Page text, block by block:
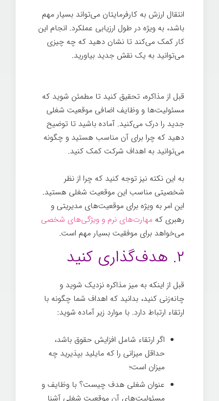
انتقال ارزش به کارفرمایتان می‌تواند بسیار مهم
باشد، به ویژه در طول ارزیابی عملکرد. انجام این
کار کمک می‌کند تا نشان دهید که چه چیزی
می‌توانید به یک نقش جدید بیاورید.
قبل از مذاکره، تحقیق کنید تا مطمئن شوید که
مسئولیت‌ها و وظایف اضافی موقعیت شغلی
جدید را درک می‌کنید. آماده باشید تا توضیح
دهید که چرا برای آن مناسب هستید و چگونه
می‌توانید به اهداف شرکت کمک کنید.
به این نکته نیز توجه کنید که چرا از نظر
شخصیتی مناسب این موقعیت شغلی هستید.
این امر به ویژه برای موقعیت‌های مدیریتی و
رهبری که مهارت‌های نرم و ویژگی‌های شخصی
می‌خواهد برای موفقیت بسیار مهم است.
۲. هدف‌گذاری کنید
قبل از اینکه به میز مذاکره نزدیک شوید و
چانه‌زنی کنید، بدانید که اهداف شما چگونه با
ارتقاء ارتباط دارد. با موارد زیر آماده شوید:
اگر ارتقاء شامل افزایش حقوق باشد،
حداقل میزانی را که مایلید بپذیرید چه
میزان است؛
عنوان شغلی هدف چیست؟ با وظایف و
مسئولیت‌های آن موقعیت شغلی آشنا